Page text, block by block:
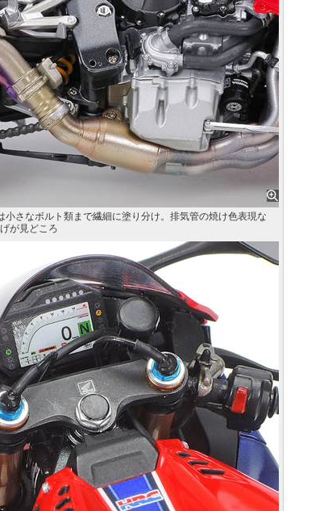
小さなボルト類まで繊細に塗り分け。排気管の焼け色表現な
が見どころ